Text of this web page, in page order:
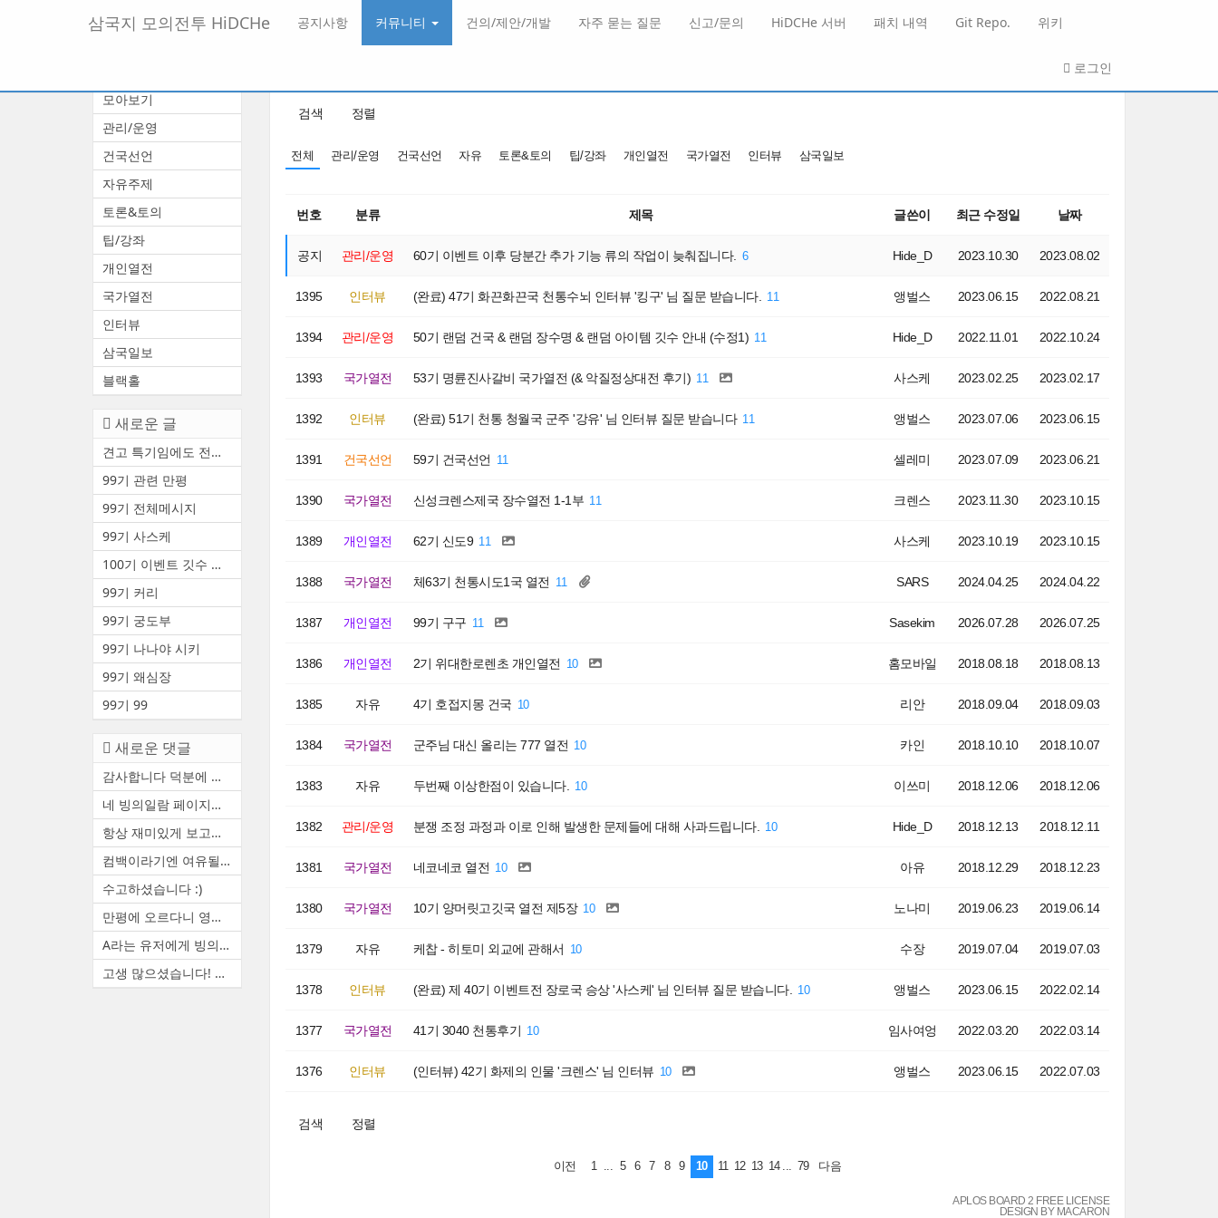
뉴
기
삼국지 모의전투 HiDCHe 공지사항 커뮤니티 건의/제안/개발 자주 묻는 질문 신고/문의 HiDCHe 서버 패치 내역 Git Repo. 위키
로그인
검색 정렬
전체 관리/운영 건국선언 자유 토론&토의 팁/강좌 개인열전 국가열전 인터뷰 삼국일보
번호 분류 제목 글쓴이 최근 수정일 날짜
공지 관리/운영 60기 이벤트 이후 당분간 추가 기능 류의 작업이 늦춰집니다. 6 Hide_D 2023.10.30 2023.08.02
1395 인터뷰 (완료) 47기 화끈화끈국 천통수뇌 인터뷰 '킹구' 님 질문 받습니다. 11 앵벌스 2023.06.15 2022.08.21
1394 관리/운영 50기 랜덤 건국 & 랜덤 장수명 & 랜덤 아이템 깃수 안내 (수정1) 11 Hide_D 2022.11.01 2022.10.24
1393 국가열전 53기 명륜진사갈비 국가열전 (& 악질정상대전 후기) 11 사스케 2023.02.25 2023.02.17
1392 인터뷰 (완료) 51기 천통 청월국 군주 '강유' 님 인터뷰 질문 받습니다 11 앵벌스 2023.07.06 2023.06.15
1391 건국선언 59기 건국선언 11 셀레미 2023.07.09 2023.06.21
1390 국가열전 신성크렌스제국 장수열전 1-1부 11 크렌스 2023.11.30 2023.10.15
1389 개인열전 62기 신도9 11 사스케 2023.10.19 2023.10.15
1388 국가열전 체63기 천통시도1국 열전 11 SARS 2024.04.25 2024.04.22
1387 개인열전 99기 구구 11 Sasekim 2026.07.28 2026.07.25
1386 개인열전 2기 위대한로렌초 개인열전 10 홈모바일 2018.08.18 2018.08.13
1385 자유 4기 호접지몽 건국 10 리안 2018.09.04 2018.09.03
1384 국가열전 군주님 대신 올리는 777 열전 10 카인 2018.10.10 2018.10.07
1383 자유 두번째 이상한점이 있습니다. 10 이쓰미 2018.12.06 2018.12.06
1382 관리/운영 분쟁 조정 과정과 이로 인해 발생한 문제들에 대해 사과드립니다. 10 Hide_D 2018.12.13 2018.12.11
1381 국가열전 네코네코 열전 10 아유 2018.12.29 2018.12.23
1380 국가열전 10기 양머릿고깃국 열전 제5장 10 노나미 2019.06.23 2019.06.14
1379 자유 케찹 - 히토미 외교에 관해서 10 수장 2019.07.04 2019.07.03
1378 인터뷰 (완료) 제 40기 이벤트전 장로국 승상 '사스케' 님 인터뷰 질문 받습니다. 10 앵벌스 2023.06.15 2022.02.14
1377 국가열전 41기 3040 천통후기 10 임사여엉 2022.03.20 2022.03.14
1376 인터뷰 (인터뷰) 42기 화제의 인물 '크렌스' 님 인터뷰 10 앵벌스 2023.06.15 2022.07.03
검색 정렬
이전 1 ... 5 6 7 8 9 10 11 12 13 14 ... 79 다음
APLOS BOARD 2 FREE LICENSE
DESIGN BY MACARON
모아보기
관리/운영
건국선언
자유주제
토론&토의
팁/강좌
개인열전
국가열전
인터뷰
삼국일보
블랙홀
새로운 글
견고 특기임에도 전투중 부상 ...
99기 관련 만평
99기 전체메시지
99기 사스케
100기 이벤트 깃수 안내(수정3)
99기 커리
99기 궁도부
99기 나나야 시키
99기 왜심장
99기 99
새로운 댓글
감사합니다 덕분에 천통했어요
네 빙의일람 페이지에서 볼 수...
항상 재미있게 보고있습니다. ...
컴백이라기엔 여유될때마다 랜...
수고하셨습니다 :)
만평에 오르다니 영광입니다. ...
A라는 유저에게 빙의하면 A(본...
고생 많으셨습니다! 늦은 시간...